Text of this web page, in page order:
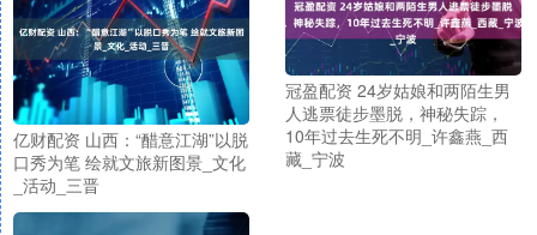
亿财配资 山西：“醋意江湖”以脱
口秀为笔 绘就文旅新图景_文化
_活动_三晋
冠盈配资 24岁姑娘和两陌生男
人逃票徒步墨脱，神秘失踪，
10年过去生死不明_许鑫燕_西
藏_宁波